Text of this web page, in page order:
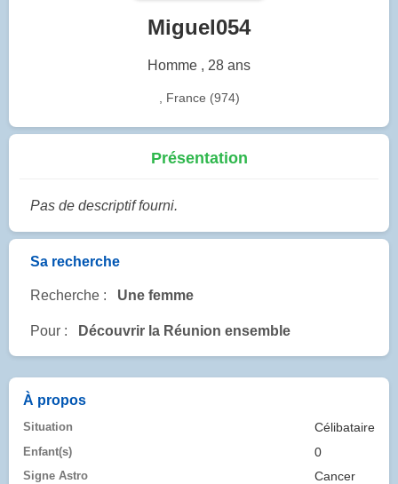
Miguel054
Homme , 28 ans
, France (974)
Présentation
Pas de descriptif fourni.
Sa recherche
Recherche : Une femme
Pour : Découvrir la Réunion ensemble
À propos
Situation Célibataire
Enfant(s) 0
Signe Astro Cancer